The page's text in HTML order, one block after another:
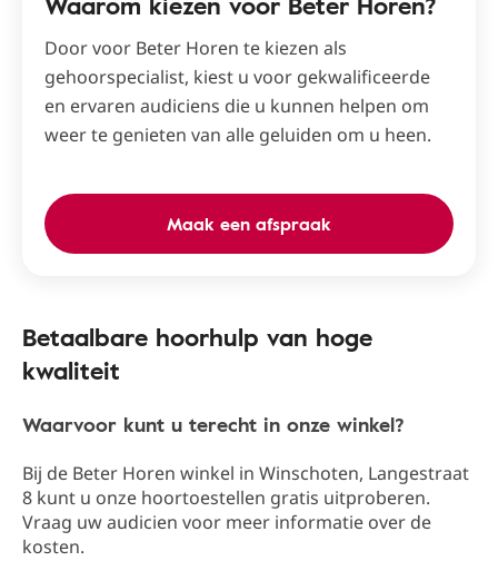
Door voor Beter Horen te kiezen als
gehoorspecialist, kiest u voor gekwalificeerde
en ervaren audiciens die u kunnen helpen om
weer te genieten van alle geluiden om u heen.
Maak een afspraak
Betaalbare hoorhulp van hoge
kwaliteit
Waarvoor kunt u terecht in onze winkel?
Bij de Beter Horen winkel in Winschoten​, Langestraat
8​ kunt u onze hoortoestellen gratis uitproberen.
Vraag uw audicien voor meer informatie over de
kosten.